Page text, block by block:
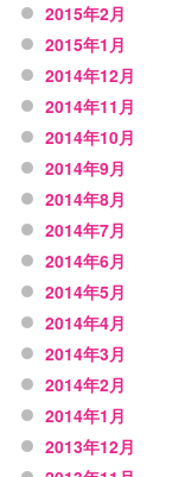
2015年2月
2015年1月
2014年12月
2014年11月
2014年10月
2014年9月
2014年8月
2014年7月
2014年6月
2014年5月
2014年4月
2014年3月
2014年2月
2014年1月
2013年12月